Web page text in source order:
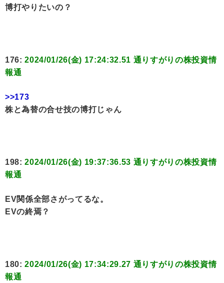
博打やりたいの？
176:2024/01/26(金) 17:24:32.51 通りすがりの株投資情
報通
>>173
株と為替の合せ技の博打じゃん
198:2024/01/26(金) 19:37:36.53 通りすがりの株投資情
報通
EV関係全部さがってるな。
EVの終焉？
180:2024/01/26(金) 17:34:29.27 通りすがりの株投資情
報通